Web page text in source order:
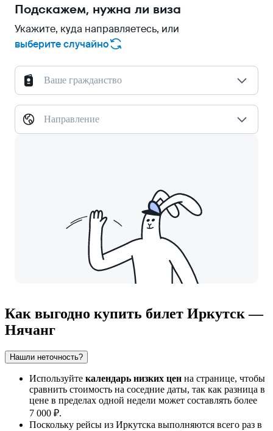
Подскажем, нужна ли виза
Укажите, куда направляетесь, или
выберите случайно
Ваше гражданство
Направление
Как выгодно купить билет Иркутск —
Нячанг
Нашли неточность?
Используйте календарь низких цен на странице, чтобы
сравнить стоимость на соседние даты, так как разница в
цене в пределах одной недели может составлять более
7 000 ₽.
Поскольку рейсы из Иркутска выполняются всего раз в